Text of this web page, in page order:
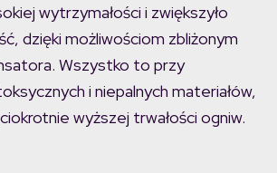
wytrzymałości i zwiększyło
dzięki możliwościom zbliżonym
Wszystko to przy
i niepalnych materiałów,
wyższej trwałości ogniw.